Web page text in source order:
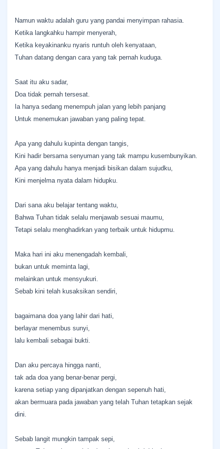
Namun waktu adalah guru yang pandai menyimpan rahasia.
Ketika langkahku hampir menyerah,
Ketika keyakinanku nyaris runtuh oleh kenyataan,
Tuhan datang dengan cara yang tak pernah kuduga.
Saat itu aku sadar,
Doa tidak pernah tersesat.
Ia hanya sedang menempuh jalan yang lebih panjang
Untuk menemukan jawaban yang paling tepat.
Apa yang dahulu kupinta dengan tangis,
Kini hadir bersama senyuman yang tak mampu kusembunyikan.
Apa yang dahulu hanya menjadi bisikan dalam sujudku,
Kini menjelma nyata dalam hidupku.
Dari sana aku belajar tentang waktu,
Bahwa Tuhan tidak selalu menjawab sesuai maumu,
Tetapi selalu menghadirkan yang terbaik untuk hidupmu.
Maka hari ini aku menengadah kembali,
bukan untuk meminta lagi,
melainkan untuk mensyukuri.
Sebab kini telah kusaksikan sendiri,
bagaimana doa yang lahir dari hati,
berlayar menembus sunyi,
lalu kembali sebagai bukti.
Dan aku percaya hingga nanti,
tak ada doa yang benar-benar pergi,
karena setiap yang dipanjatkan dengan sepenuh hati,
akan bermuara pada jawaban yang telah Tuhan tetapkan sejak
dini.
Sebab langit mungkin tampak sepi,